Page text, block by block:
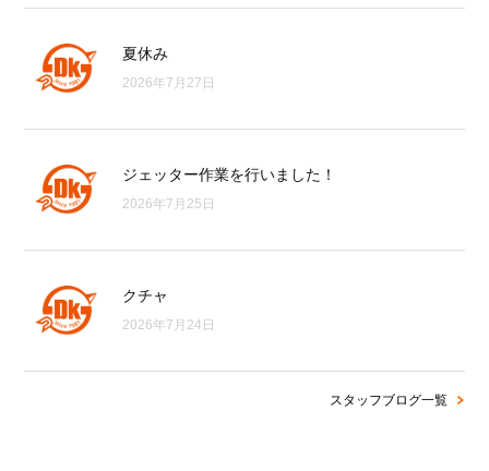
夏休み
2026年7月27日
ジェッター作業を行いました！
2026年7月25日
クチャ
2026年7月24日
スタッフブログ一覧